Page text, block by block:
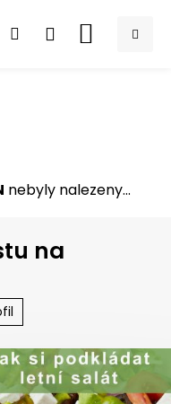
NÁKUPNÍ
nebyly nalezeny...
na